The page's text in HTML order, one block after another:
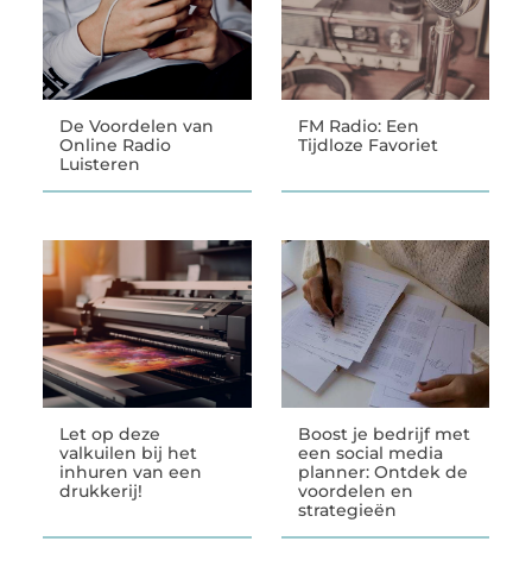
De Voordelen van
Online Radio
Luisteren
FM Radio: Een
Tijdloze Favoriet
Let op deze
valkuilen bij het
inhuren van een
drukkerij!
Boost je bedrijf met
een social media
planner: Ontdek de
voordelen en
strategieën